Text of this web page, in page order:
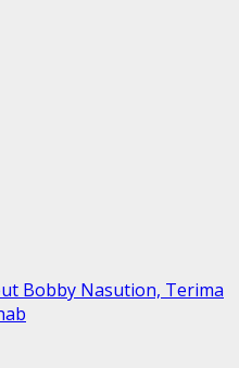
Bobby Nasution, Terima